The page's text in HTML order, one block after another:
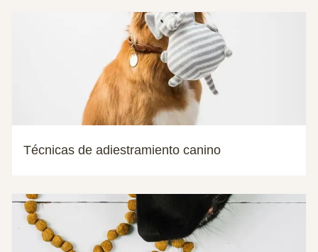
Técnicas de adiestramiento canino